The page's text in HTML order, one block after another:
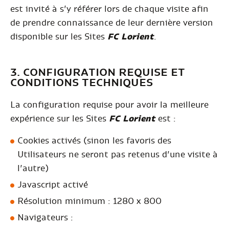
est invité à s’y référer lors de chaque visite afin
de prendre connaissance de leur dernière version
disponible sur les Sites FC Lorient.
3. CONFIGURATION REQUISE ET
CONDITIONS TECHNIQUES
La configuration requise pour avoir la meilleure
expérience sur les Sites FC Lorientest :
Cookies activés (sinon les favoris des
Utilisateurs ne seront pas retenus d’une visite à
l’autre)
Javascript activé
Résolution minimum : 1280 x 800
Navigateurs :